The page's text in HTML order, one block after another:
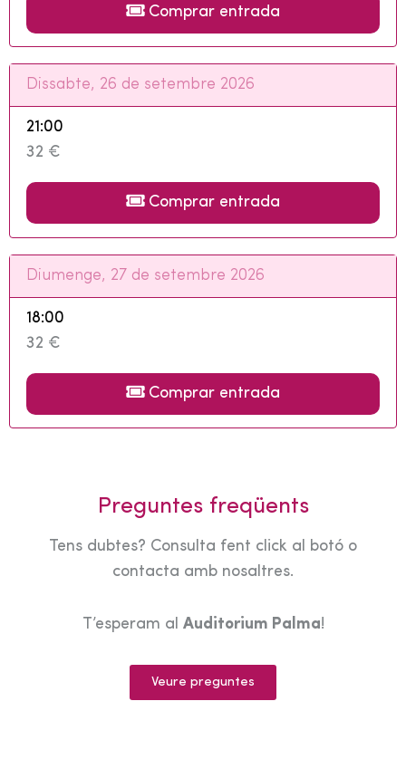
Comprar entrada
Dissabte, 26 de setembre 2026
21:00
32 €
Comprar entrada
Diumenge, 27 de setembre 2026
18:00
32 €
Comprar entrada
Preguntes freqüents
Tens dubtes? Consulta fent click al botó o
contacta amb nosaltres.
T’esperam al Auditorium Palma!
Veure preguntes